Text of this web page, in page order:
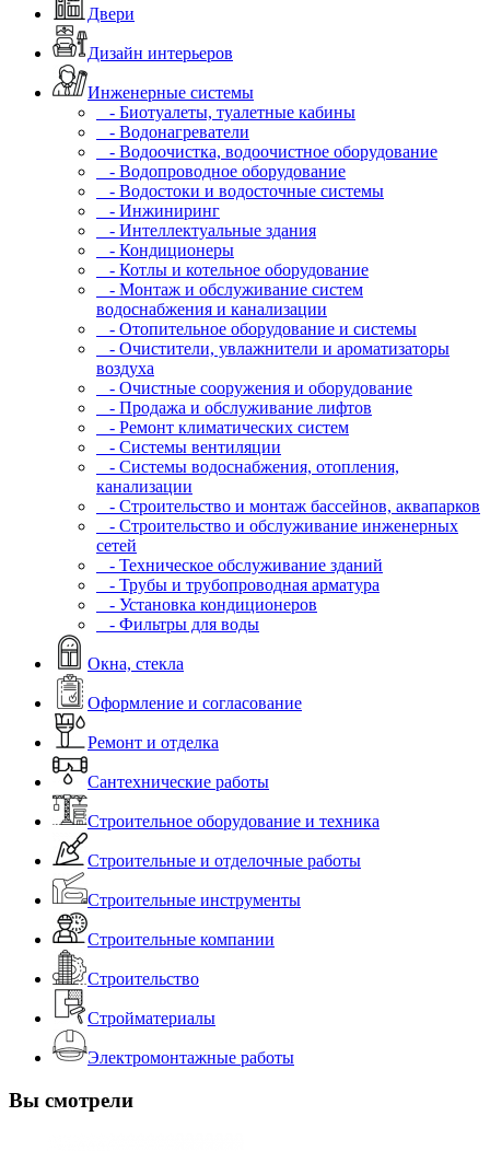
Двери
Дизайн интерьеров
Инженерные системы
- Биотуалеты, туалетные кабины
- Водонагреватели
- Водоочистка, водоочистное оборудование
- Водопроводное оборудование
- Водостоки и водосточные системы
- Инжиниринг
- Интеллектуальные здания
- Кондиционеры
- Котлы и котельное оборудование
- Монтаж и обслуживание систем
водоснабжения и канализации
- Отопительное оборудование и системы
- Очистители, увлажнители и ароматизаторы
воздуха
- Очистные сооружения и оборудование
- Продажа и обслуживание лифтов
- Ремонт климатических систем
- Системы вентиляции
- Системы водоснабжения, отопления,
канализации
- Строительство и монтаж бассейнов, аквапарков
- Строительство и обслуживание инженерных
сетей
- Техническое обслуживание зданий
- Трубы и трубопроводная арматура
- Установка кондиционеров
- Фильтры для воды
Окна, стекла
Оформление и согласование
Ремонт и отделка
Сантехнические работы
Строительное оборудование и техника
Строительные и отделочные работы
Строительные инструменты
Строительные компании
Строительство
Стройматериалы
Электромонтажные работы
Вы смотрели